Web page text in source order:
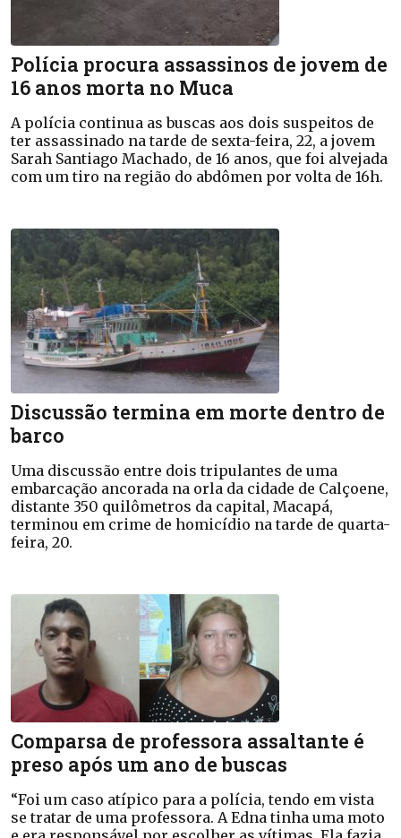
Polícia procura assassinos de jovem de
16 anos morta no Muca
A polícia continua as buscas aos dois suspeitos de
ter assassinado na tarde de sexta-feira, 22, a jovem
Sarah Santiago Machado, de 16 anos, que foi alvejada
com um tiro na região do abdômen por volta de 16h.
Discussão termina em morte dentro de
barco
Uma discussão entre dois tripulantes de uma
embarcação ancorada na orla da cidade de Calçoene,
distante 350 quilômetros da capital, Macapá,
terminou em crime de homicídio na tarde de quarta-
feira, 20.
Comparsa de professora assaltante é
preso após um ano de buscas
“Foi um caso atípico para a polícia, tendo em vista
se tratar de uma professora. A Edna tinha uma moto